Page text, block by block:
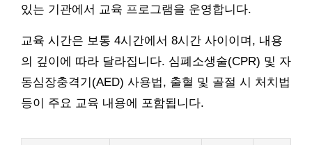
있는 기관에서 교육 프로그램을 운영합니다.
교육 시간은 보통 4시간에서 8시간 사이이며, 내용
의 깊이에 따라 달라집니다. 심폐소생술(CPR) 및 자
동심장충격기(AED) 사용법, 출혈 및 골절 시 처치법
등이 주요 교육 내용에 포함됩니다.